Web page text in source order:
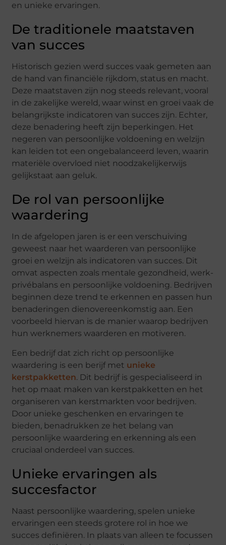
en unieke ervaringen.
De traditionele maatstaven
van succes
Historisch gezien werd succes vaak gemeten aan
de hand van financiële rijkdom, status en macht.
Deze maatstaven zijn nog steeds relevant, vooral
in de zakelijke wereld, waar winst en groei vaak de
belangrijkste indicatoren van succes zijn. Echter,
deze benadering heeft zijn beperkingen. Het
negeren van persoonlijke voldoening en welzijn
kan leiden tot een ongebalanceerd leven, waarin
materiële overvloed niet noodzakelijkerwijs
gelijkstaat aan geluk.
De rol van persoonlijke
waardering
In de afgelopen jaren is er een verschuiving
geweest naar het waarderen van persoonlijke
groei en welzijn als indicatoren van succes. Dit
omvat aspecten zoals mentale gezondheid, werk-
privébalans en persoonlijke voldoening. Bedrijven
beginnen deze trend te erkennen en passen hun
benaderingen dienovereenkomstig aan. Een
voorbeeld hiervan is de manier waarop bedrijven
hun werknemers waarderen en motiveren.
Een bedrijf dat zich richt op persoonlijke
waardering is een berijf met unieke
kerstpakketten. Dit bedrijf is gespecialiseerd in
het op maat maken van kerstpakketten en het
organiseren van kerstmarkten voor bedrijven.
Door unieke geschenken en ervaringen te
bieden, benadrukken ze het belang van
persoonlijke waardering en erkenning als een
cruciaal onderdeel van succes.
Unieke ervaringen als
succesfactor
Naast persoonlijke waardering, spelen unieke
ervaringen een steeds grotere rol in hoe we
succes definiëren. In plaats van alleen te focussen